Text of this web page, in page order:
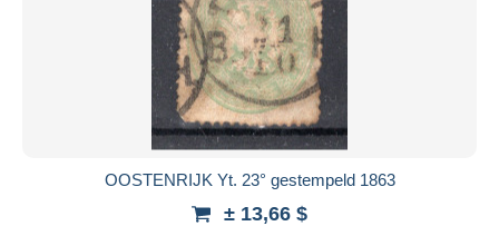
OOSTENRIJK Yt. 23° gestempeld 1863
± 13,66 $